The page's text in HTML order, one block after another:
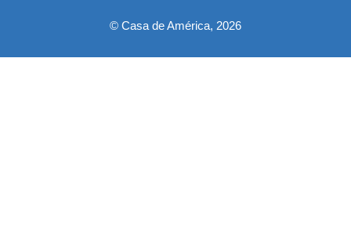
© Casa de América, 2026